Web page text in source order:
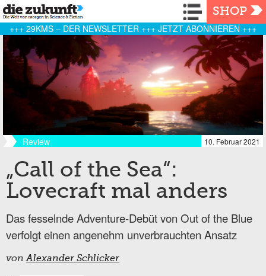
Navigation
SHOP
+++ 29KMS – DER NEWSLETTER +++ JETZT ABONNIEREN +++
Review 10. Februar 2021
„Call of the Sea“:
Lovecraft mal anders
Das fesselnde Adventure-Debüt von Out of the Blue
verfolgt einen angenehm unverbrauchten Ansatz
vonAlexander Schlicker